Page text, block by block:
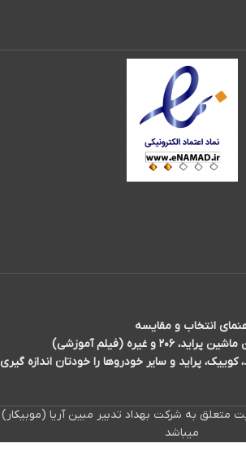
انتخاب و مقایسه
و غیره (فیلم آموزشی)
پراید و سایر خودروها را خودتان اندازه گیری
به شرکت بهداد تدبیر مبین آریا (موبیکار)
میباشد